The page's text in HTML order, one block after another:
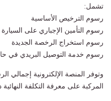
تشمل:
رسوم الترخيص الأساسية
رسوم التأمين الإجباري على السيارة
رسوم استخراج الرخصة الجديدة
رسوم خدمة التوصيل البريدي في حال
وتوفر المنصة الإلكترونية إجمالي
المركبة على معرفة التكلفة